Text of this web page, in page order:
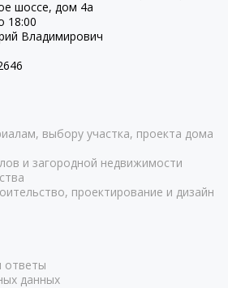
шоссе, дом 4а
18:00
Владимирович
выбору участка, проекта дома
и загородной недвижимости
проектирование и дизайн
ответы
данных